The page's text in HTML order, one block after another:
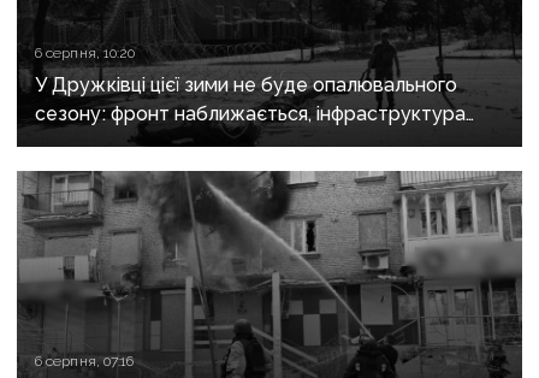
6 серпня, 10:20
У Дружківці цієї зими не буде опалювального
сезону: фронт наближається, інфраструктура
критично зруйнована
6 серпня, 07:16